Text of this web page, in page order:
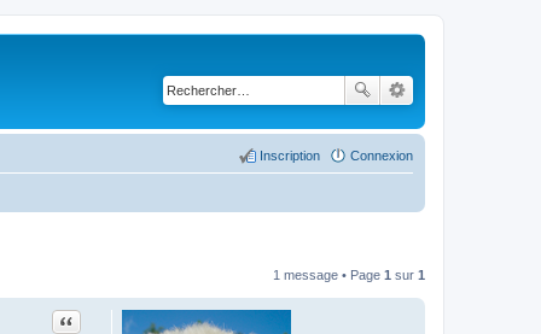
Connexion
Inscription
1 message • Page 1 sur 1
Citer